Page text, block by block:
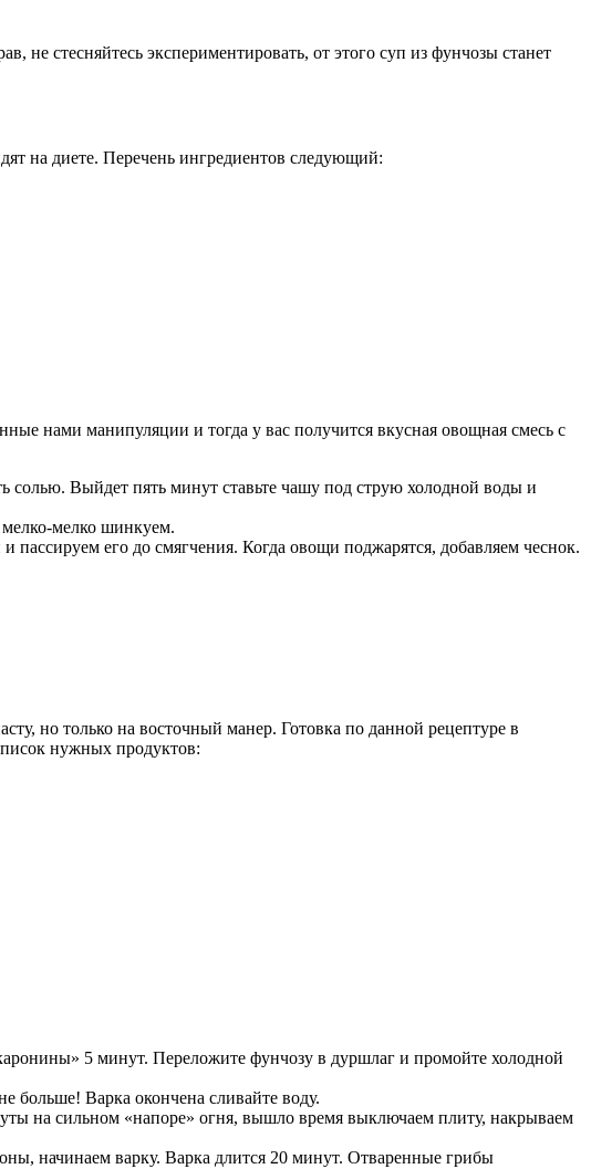
не стесняйтесь экспериментировать, от этого суп из фунчозы станет
на диете. Перечень ингредиентов следующий:
нами манипуляции и тогда у вас получится вкусная овощная смесь с
Выйдет пять минут ставьте чашу под струю холодной воды и
мелко шинкуем.
его до смягчения. Когда овощи поджарятся, добавляем чеснок.
но только на восточный манер. Готовка по данной рецептуре в
нужных продуктов:
5 минут. Переложите фунчозу в дуршлаг и промойте холодной
больше! Варка окончена сливайте воду.
на сильном «напоре» огня, вышло время выключаем плиту, накрываем
начинаем варку. Варка длится 20 минут. Отваренные грибы